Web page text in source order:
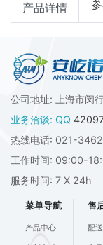
产品详情
公司地址: 上海市闵
业务洽谈: QQ
热线电话: 021-
工作时间: 09:00-
服务时间: 7 X 24h
菜单导航
产品中心
售
配